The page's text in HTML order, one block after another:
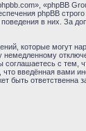
«phpBB
phpBB
в них. За
которые могут
немедленному
соглашаетесь с тем,
введённая вами
быть ответственна